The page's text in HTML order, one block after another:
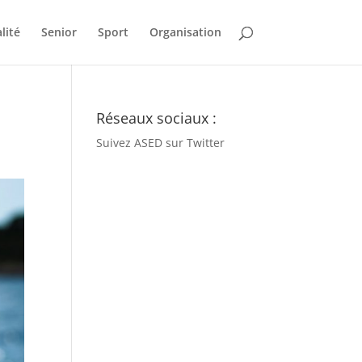
Senior Sport Organisation
Réseaux sociaux :
Suivez ASED sur Twitter